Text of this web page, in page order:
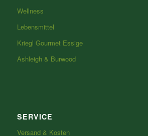
Wellness
Lebensmittel
Kriegl Gourmet Essige
Ashleigh & Burwood
SERVICE
Versand & Kosten